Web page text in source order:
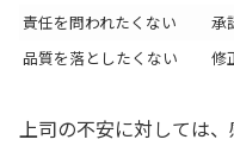
責任を問われたくない
承
品質を落としたくない
修
上司の不安に対しては、